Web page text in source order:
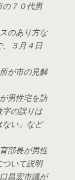
の７０代男
のあり方な
、３月４日
が市の見解
男性宅を訪
の誤りは
い」など
部長が男性
いて説明
昌宏市議が